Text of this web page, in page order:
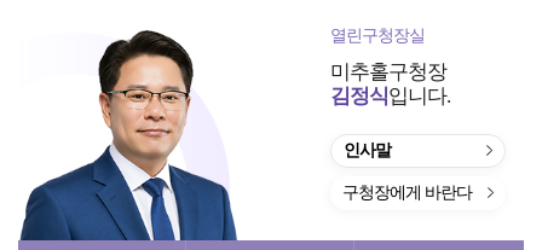
열린구청장실
미추홀구청장
김정식입니다.
인사말
구청장에게 바란다